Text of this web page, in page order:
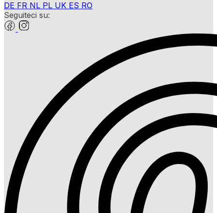
DE FR NL PL UK ES RO
Seguiteci su: